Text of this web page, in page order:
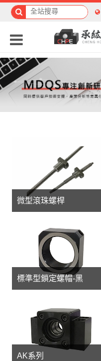
微型滾珠螺桿
標準型鎖定螺帽-黑
AK系列